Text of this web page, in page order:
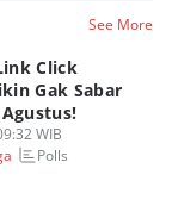
See More
Click
Gak Sabar
WIB
Polls